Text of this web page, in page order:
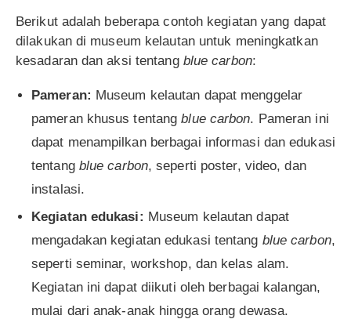
Berikut adalah beberapa contoh kegiatan yang dapat
dilakukan di museum kelautan untuk meningkatkan
kesadaran dan aksi tentang blue carbon:
Pameran: Museum kelautan dapat menggelar
pameran khusus tentangblue carbon. Pameran ini
dapat menampilkan berbagai informasi dan edukasi
tentang blue carbon, seperti poster, video, dan
instalasi.
Kegiatan edukasi: Museum kelautan dapat
mengadakan kegiatan edukasi tentang blue carbon,
seperti seminar, workshop, dan kelas alam.
Kegiatan ini dapat diikuti oleh berbagai kalangan,
mulai dari anak-anak hingga orang dewasa.